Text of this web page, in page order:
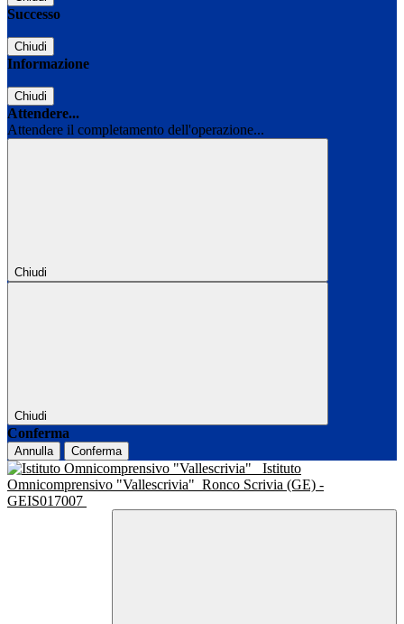
Successo
Chiudi
Informazione
Chiudi
Attendere...
Attendere il completamento dell'operazione...
Chiudi
Chiudi
Conferma
Annulla Conferma
Istituto
Omnicomprensivo "Vallescrivia" Ronco Scrivia (GE) -
GEIS017007